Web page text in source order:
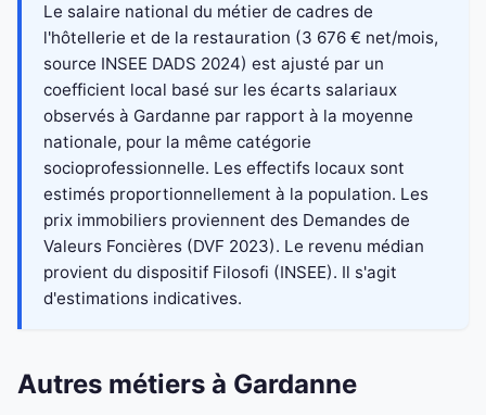
Le salaire national du métier de cadres de
l'hôtellerie et de la restauration (3 676 € net/mois,
source INSEE DADS 2024) est ajusté par un
coefficient local basé sur les écarts salariaux
observés à Gardanne par rapport à la moyenne
nationale, pour la même catégorie
socioprofessionnelle. Les effectifs locaux sont
estimés proportionnellement à la population. Les
prix immobiliers proviennent des Demandes de
Valeurs Foncières (DVF 2023). Le revenu médian
provient du dispositif Filosofi (INSEE). Il s'agit
d'estimations indicatives.
Autres métiers à Gardanne